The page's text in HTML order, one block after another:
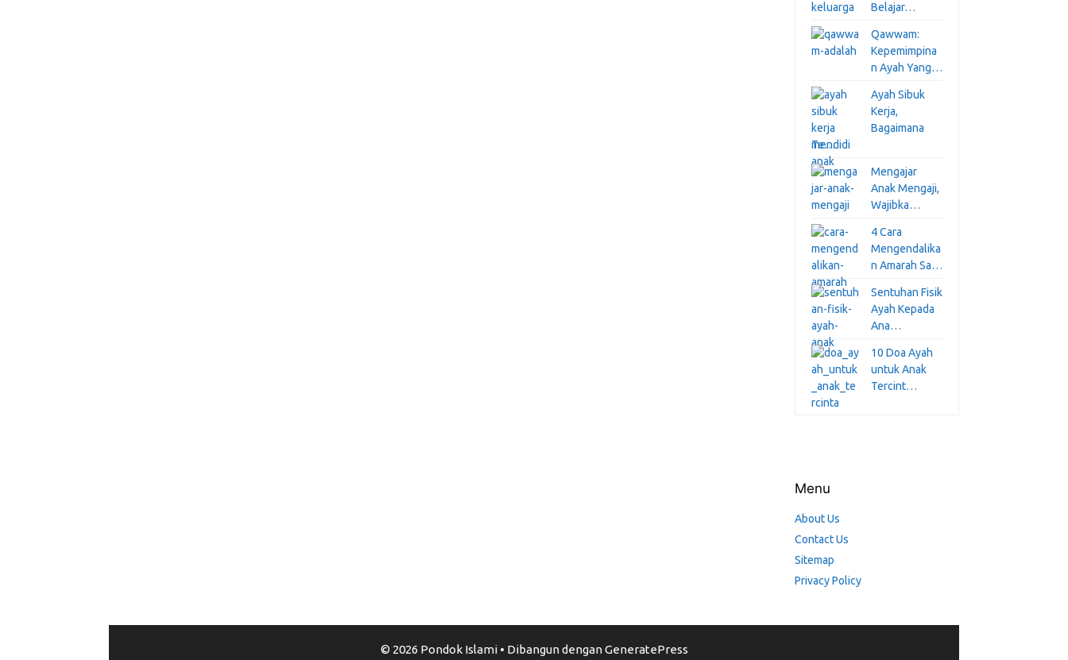
Belajar…
Qawwam:
Kepemimpina
n Ayah Yang…
Ayah Sibuk
Kerja,
Bagaimana
Te…
Mengajar
Anak Mengaji,
Wajibka…
4 Cara
Mengendalika
n Amarah Sa…
Sentuhan Fisik
Ayah Kepada
Ana…
10 Doa Ayah
untuk Anak
Tercint…
Menu
About Us
Contact Us
Sitemap
Privacy Policy
© 2026 Pondok Islami• Dibangun denganGeneratePress